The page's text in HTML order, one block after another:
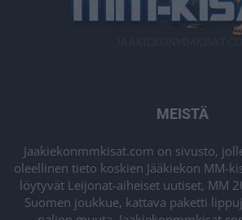
MEISTÄ
Jaakiekonmmkisat.com on sivusto,
oleellinen tieto koskien Jääkiekon MM-
löytyvät Leijonat-aiheiset uutiset, MM
Suomen joukkue, kattava paketti